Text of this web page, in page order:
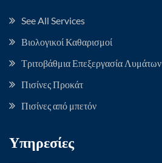
See All Services
Βιολογικοί Καθαρισμοί
Τριτοβάθμια Επεξεργασία Λυμάτων
Πισίνες Προκάτ
Πισίνες από μπετόν
Υπηρεσίες